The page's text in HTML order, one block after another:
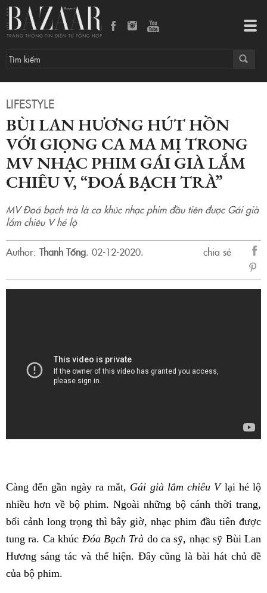
LIFESTYLE
BÙI LAN HƯƠNG HÚT HỒN
VỚI GIỌNG CA MA MỊ TRONG
MV NHẠC PHIM GÁI GIÀ LẮM
CHIÊU V, “ĐOÁ BẠCH TRÀ”
MV Đoá bạch trà là ca khúc nhạc phim đầu tiên được Gái già
lắm chiêu V hé lộ
Author: Thanh Tống. 02-12-2020.
chia sẻ
sẻ
Càng đến gần ngày ra mắt, Gái già lắm chiêu Vlại hé lộ
nhiều hơn về bộ phim. Ngoài những bộ cánh thời trang,
bối cảnh long trọng thì bây giờ, nhạc phim đầu tiên được
tung ra. Ca khúc Đóa Bạch Trà do ca sỹ, nhạc sỹ Bùi Lan
Hương sáng tác và thể hiện. Đây cũng là bài hát chủ đề
của bộ phim.